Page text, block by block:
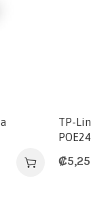
TP-
₡